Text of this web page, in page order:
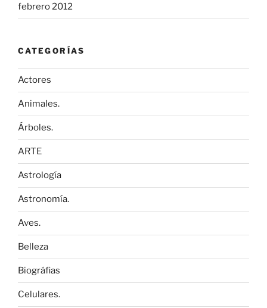
febrero 2012
CATEGORÍAS
Actores
Animales.
Árboles.
ARTE
Astrología
Astronomía.
Aves.
Belleza
Biográfias
Celulares.